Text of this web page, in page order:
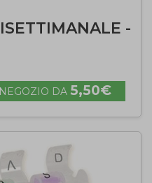
-
DA 5,50€